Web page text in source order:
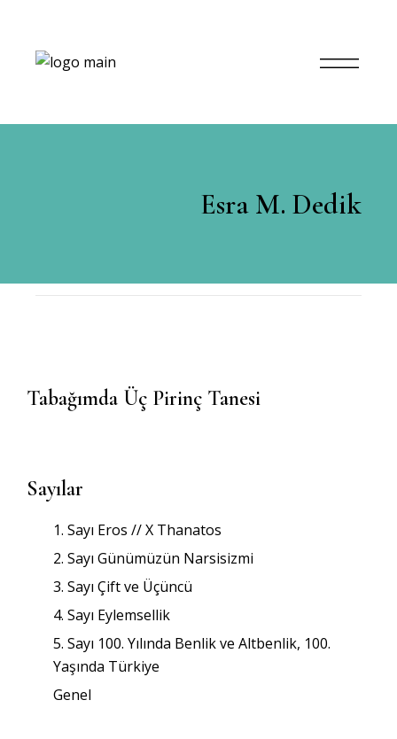
Esra M. Dedik
Tabağımda Üç Pirinç Tanesi
Sayılar
1. Sayı Eros // X Thanatos
2. Sayı Günümüzün Narsisizmi
3. Sayı Çift ve Üçüncü
4. Sayı Eylemsellik
5. Sayı 100. Yılında Benlik ve Altbenlik, 100.
Yaşında Türkiye
Genel